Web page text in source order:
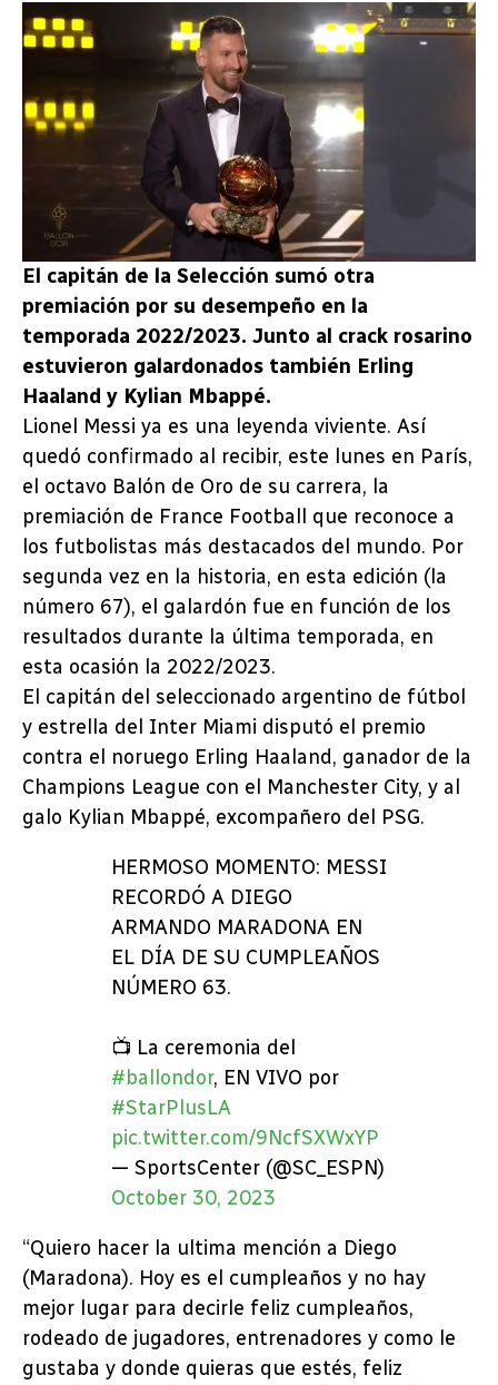
El capitán de la Selección sumó otra
premiación por su desempeño en la
temporada 2022/2023. Junto al crack rosarino
estuvieron galardonados también Erling
Haaland y Kylian Mbappé.
Lionel Messi ya es una leyenda viviente. Así
quedó confirmado al recibir, este lunes en París,
el octavo Balón de Oro de su carrera, la
premiación de France Football que reconoce a
los futbolistas más destacados del mundo. Por
segunda vez en la historia, en esta edición (la
número 67), el galardón fue en función de los
resultados durante la última temporada, en
esta ocasión la 2022/2023.
El capitán del seleccionado argentino de fútbol
y estrella del Inter Miami disputó el premio
contra el noruego Erling Haaland, ganador de la
Champions League con el Manchester City, y al
galo Kylian Mbappé, excompañero del PSG.
HERMOSO MOMENTO: MESSI
RECORDÓ A DIEGO
ARMANDO MARADONA EN
EL DÍA DE SU CUMPLEAÑOS
NÚMERO 63.
📺 La ceremonia del
#ballondor, EN VIVO por
#StarPlusLA
pic.twitter.com/9NcfSXWxYP
— SportsCenter (@SC_ESPN)
October 30, 2023
“Quiero hacer la ultima mención a Diego
(Maradona). Hoy es el cumpleaños y no hay
mejor lugar para decirle feliz cumpleaños,
rodeado de jugadores, entrenadores y como le
gustaba y donde quieras que estés, feliz